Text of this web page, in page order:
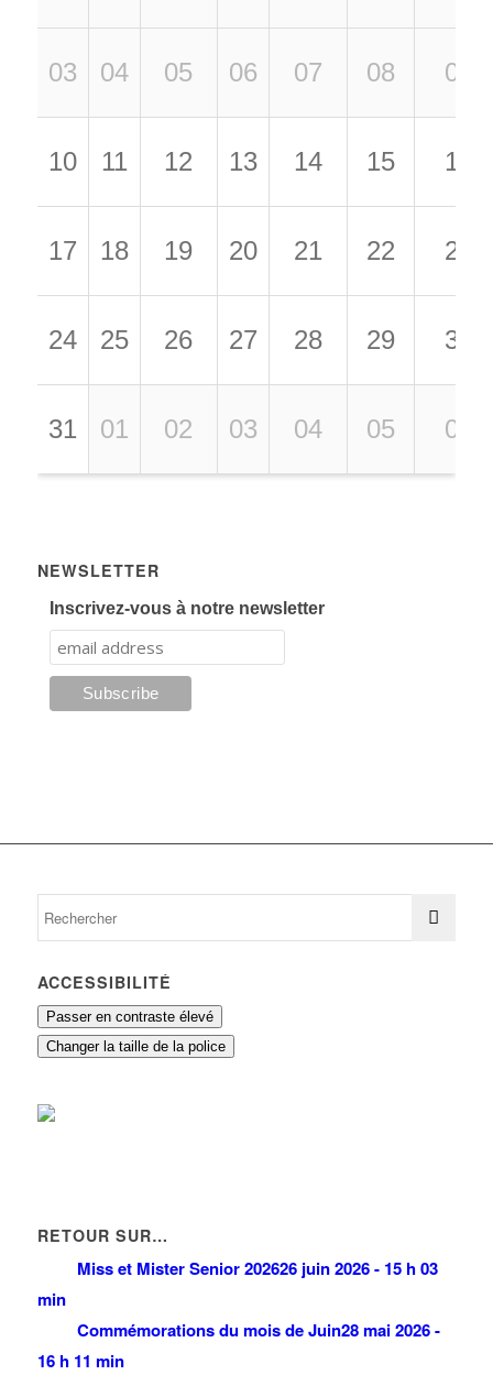
03 04 05 06 07 08 09
10 11 12 13 14 15 16
17 18 19 20 21 22 23
24 25 26 27 28 29 30
31 01 02 03 04 05 06
NEWSLETTER
Inscrivez-vous à notre newsletter
ACCESSIBILITÉ
Passer en contraste élevé
Changer la taille de la police
RETOUR SUR…
Miss et Mister Senior 202626 juin 2026 - 15 h 03
min
Commémorations du mois de Juin28 mai 2026 -
16 h 11 min